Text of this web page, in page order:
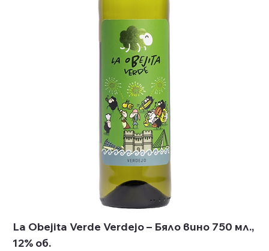
La Obejita Verde Verdejo – Бяло вино 750 мл.,
12% об.